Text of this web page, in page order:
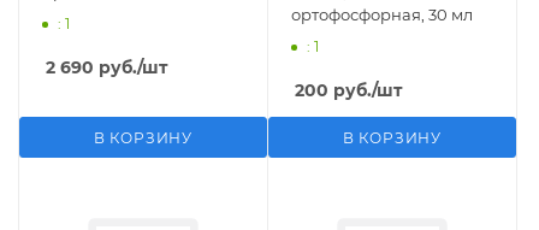
: 1
2 690 руб./шт
В КОРЗИНУ
ортофосфорная, 30 мл
: 1
200 руб./шт
В КОРЗИНУ